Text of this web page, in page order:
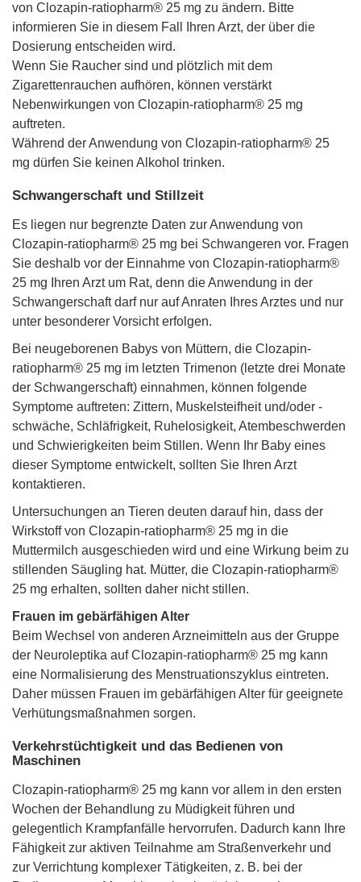
von Clozapin-ratiopharm® 25 mg zu ändern. Bitte
informieren Sie in diesem Fall Ihren Arzt, der über die
Dosierung entscheiden wird.
Wenn Sie Raucher sind und plötzlich mit dem
Zigarettenrauchen aufhören, können verstärkt
Nebenwirkungen von Clozapin-ratiopharm® 25 mg
auftreten.
Während der Anwendung von Clozapin-ratiopharm® 25
mg dürfen Sie keinen Alkohol trinken.
Schwangerschaft und Stillzeit
Es liegen nur begrenzte Daten zur Anwendung von
Clozapin-ratiopharm® 25 mg bei Schwangeren vor. Fragen
Sie deshalb vor der Einnahme von Clozapin-ratiopharm®
25 mg Ihren Arzt um Rat, denn die Anwendung in der
Schwangerschaft darf nur auf Anraten Ihres Arztes und nur
unter besonderer Vorsicht erfolgen.
Bei neugeborenen Babys von Müttern, die Clozapin-
ratiopharm® 25 mg im letzten Trimenon (letzte drei Monate
der Schwangerschaft) einnahmen, können folgende
Symptome auftreten: Zittern, Muskelsteifheit und/oder -
schwäche, Schläfrigkeit, Ruhelosigkeit, Atembeschwerden
und Schwierigkeiten beim Stillen. Wenn Ihr Baby eines
dieser Symptome entwickelt, sollten Sie Ihren Arzt
kontaktieren.
Untersuchungen an Tieren deuten darauf hin, dass der
Wirkstoff von Clozapin-ratiopharm® 25 mg in die
Muttermilch ausgeschieden wird und eine Wirkung beim zu
stillenden Säugling hat. Mütter, die Clozapin-ratiopharm®
25 mg erhalten, sollten daher nicht stillen.
Frauen im gebärfähigen Alter
Beim Wechsel von anderen Arzneimitteln aus der Gruppe
der Neuroleptika auf Clozapin-ratiopharm® 25 mg kann
eine Normalisierung des Menstruationszyklus eintreten.
Daher müssen Frauen im gebärfähigen Alter für geeignete
Verhütungsmaßnahmen sorgen.
Verkehrstüchtigkeit und das Bedienen von
Maschinen
Clozapin-ratiopharm® 25 mg kann vor allem in den ersten
Wochen der Behandlung zu Müdigkeit führen und
gelegentlich Krampfanfälle hervorrufen. Dadurch kann Ihre
Fähigkeit zur aktiven Teilnahme am Straßenverkehr und
zur Verrichtung komplexer Tätigkeiten, z. B. bei der